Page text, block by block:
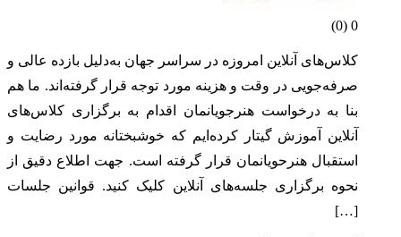
0 (0)
کلاس‌های آنلاین امروزه در سراسر جهان به‌دلیل بازده عالی و
صرفه‌جویی در وقت و هزینه مورد توجه قرار گرفته‌اند. ما هم
بنا به درخواست هنرجویانمان اقدام به برگزاری کلاس‌های
آنلاین آموزش گیتار کرده‌ایم که خوشبختانه مورد رضایت و
استقبال هنرحویانمان قرار گرفته است. جهت اطلاع دقیق از
نحوه برگزاری جلسه‌های آنلاین کلیک کنید. قوانین جلسات
[…]